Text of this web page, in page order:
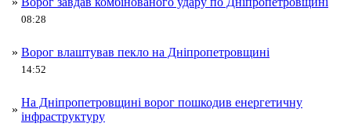
08:28
» Ворог влаштував пекло на Дніпропетровщині
14:52
»
На Дніпропетровщині ворог пошкодив енергетичну
інфраструктуру